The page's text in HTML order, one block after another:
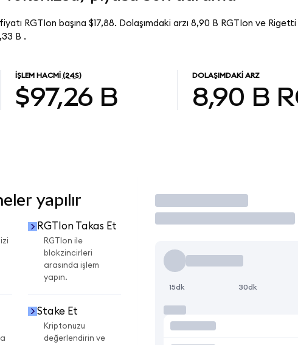
RGTIon başına $17,88. Dolaşımdaki arzı 8,90 B RGTIon ve
B .
İŞLEM HACMI (24S)
$97,26 B
DOLAŞIMDAKI ARZ
8,90 B
yapılır
RGTIon Takas Et
RGTIon ile
blokzincirleri
arasında işlem
yapın.
Stake Et
Kriptonuzu
değerlendirin ve
İşlem Yap
15dk 30dk